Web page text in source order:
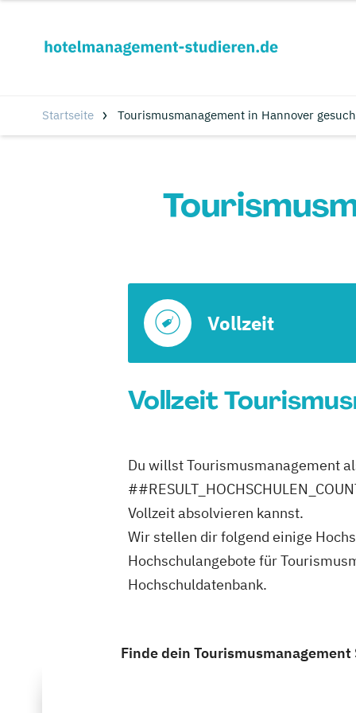
Startseite Tourismusmanagement in Hannover
Vollzeit
Vollzeit
Du willst Tourismusmanagement
Vollzeit absolvieren kannst.
Wir stellen dir folgend einige
Hochschulangebote für
Hochschuldatenbank.
Finde dein